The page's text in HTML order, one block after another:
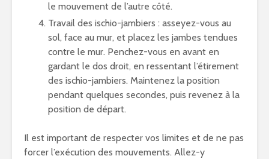
le mouvement de l’autre côté.
Travail des ischio-jambiers : asseyez-vous au
sol, face au mur, et placez les jambes tendues
contre le mur. Penchez-vous en avant en
gardant le dos droit, en ressentant l’étirement
des ischio-jambiers. Maintenez la position
pendant quelques secondes, puis revenez à la
position de départ.
Il est important de respecter vos limites et de ne pas
forcer l’exécution des mouvements. Allez-y